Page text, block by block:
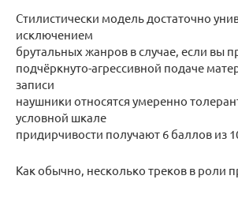
Стилистически модель достаточно
исключением
брутальных жанров в случае, если вы
подчёркнуто-агрессивной подаче
записи
наушники относятся умеренно
условной шкале
придирчивости получают 6 баллов из
Как обычно, несколько треков в роли